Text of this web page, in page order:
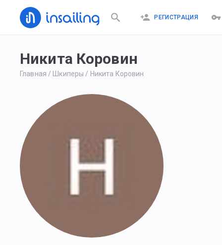
РЕГИСТРАЦИЯ
Никита Коровин
Главная / Шкиперы / Никита Коровин